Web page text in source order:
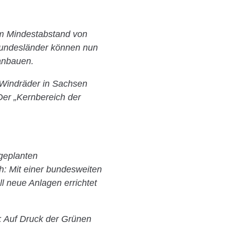
Mindestabstand von
können nun
in Sachsen
„Kernbereich der
Mit einer bundesweiten
neue Anlagen errichtet
Auf Druck der Grünen